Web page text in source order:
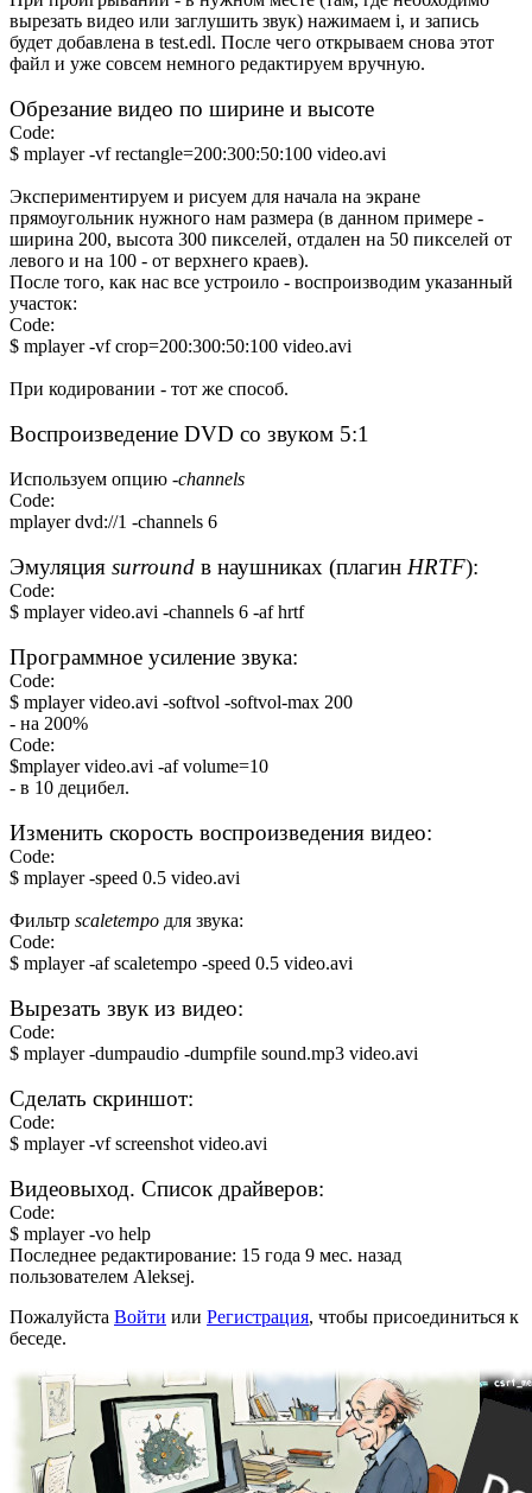
вырезать видео или заглушить звук) нажимаем i, и запись
будет добавлена в test.edl. После чего открываем снова этот
файл и уже совсем немного редактируем вручную.
Обрезание видео по ширине и высоте
Code:
$ mplayer -vf rectangle=200:300:50:100 video.avi
Экспериментируем и рисуем для начала на экране
прямоугольник нужного нам размера (в данном примере -
ширина 200, высота 300 пикселей, отдален на 50 пикселей от
левого и на 100 - от верхнего краев).
После того, как нас все устроило - воспроизводим указанный
участок:
Code:
$ mplayer -vf crop=200:300:50:100 video.avi
При кодировании - тот же способ.
Воспроизведение DVD со звуком 5:1
Используем опцию -channels
Code:
mplayer dvd://1 -channels 6
Эмуляция surround в наушниках (плагин HRTF):
Code:
$ mplayer video.avi -channels 6 -af hrtf
Программное усиление звука:
Code:
$ mplayer video.avi -softvol -softvol-max 200
- на 200%
Code:
$mplayer video.avi -af volume=10
- в 10 децибел.
Изменить скорость воспроизведения видео:
Code:
$ mplayer -speed 0.5 video.avi
Фильтр scaletempo для звука:
Code:
$ mplayer -af scaletempo -speed 0.5 video.avi
Вырезать звук из видео:
Code:
$ mplayer -dumpaudio -dumpfile sound.mp3 video.avi
Сделать скриншот:
Code:
$ mplayer -vf screenshot video.avi
Видеовыход. Список драйверов:
Code:
$ mplayer -vo help
Последнее редактирование: 15 года 9 мес. назад
пользователем Aleksej.
Пожалуйста Войти или Регистрация, чтобы присоединиться к
беседе.